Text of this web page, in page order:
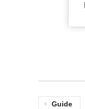
Guide